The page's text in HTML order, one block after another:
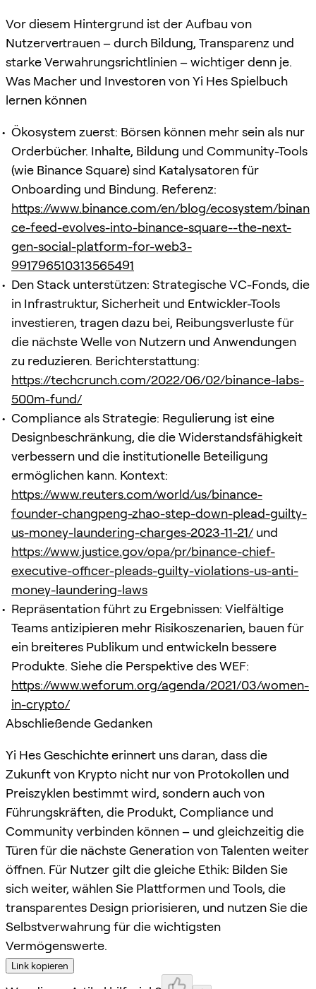
Vor diesem Hintergrund ist der Aufbau von
Nutzervertrauen – durch Bildung, Transparenz und
starke Verwahrungsrichtlinien – wichtiger denn je.
Was Macher und Investoren von Yi Hes Spielbuch
lernen können
Ökosystem zuerst: Börsen können mehr sein als nur
Orderbücher. Inhalte, Bildung und Community-Tools
(wie Binance Square) sind Katalysatoren für
Onboarding und Bindung. Referenz:
https://www.binance.com/en/blog/ecosystem/binan
ce-feed-evolves-into-binance-square--the-next-
gen-social-platform-for-web3-
991796510313565491
Den Stack unterstützen: Strategische VC-Fonds, die
in Infrastruktur, Sicherheit und Entwickler-Tools
investieren, tragen dazu bei, Reibungsverluste für
die nächste Welle von Nutzern und Anwendungen
zu reduzieren. Berichterstattung:
https://techcrunch.com/2022/06/02/binance-labs-
500m-fund/
Compliance als Strategie: Regulierung ist eine
Designbeschränkung, die die Widerstandsfähigkeit
verbessern und die institutionelle Beteiligung
ermöglichen kann. Kontext:
https://www.reuters.com/world/us/binance-
founder-changpeng-zhao-step-down-plead-guilty-
us-money-laundering-charges-2023-11-21/ und
https://www.justice.gov/opa/pr/binance-chief-
executive-officer-pleads-guilty-violations-us-anti-
money-laundering-laws
Repräsentation führt zu Ergebnissen: Vielfältige
Teams antizipieren mehr Risikoszenarien, bauen für
ein breiteres Publikum und entwickeln bessere
Produkte. Siehe die Perspektive des WEF:
https://www.weforum.org/agenda/2021/03/women-
in-crypto/
Abschließende Gedanken
Yi Hes Geschichte erinnert uns daran, dass die
Zukunft von Krypto nicht nur von Protokollen und
Preiszyklen bestimmt wird, sondern auch von
Führungskräften, die Produkt, Compliance und
Community verbinden können – und gleichzeitig die
Türen für die nächste Generation von Talenten weiter
öffnen. Für Nutzer gilt die gleiche Ethik: Bilden Sie
sich weiter, wählen Sie Plattformen und Tools, die
transparentes Design priorisieren, und nutzen Sie die
Selbstverwahrung für die wichtigsten
Vermögenswerte.
Link kopieren